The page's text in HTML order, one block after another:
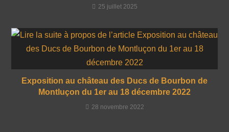
25 juillet 2025
Exposition au château des Ducs de Bourbon de
Montluçon du 1er au 18 décembre 2022
28 novembre 2022